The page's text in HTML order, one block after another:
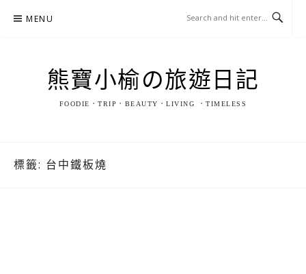
MENU
熊寶小榆の旅遊日記
FOODIE．TRIP．BEAUTY．LIVING ．TIMELESS
標籤: 台中鐵板燒